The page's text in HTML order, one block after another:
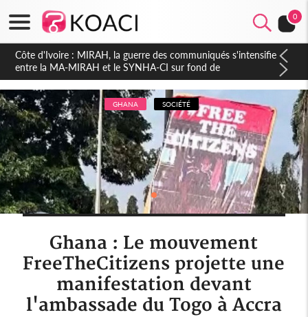
0
Côte d'Ivoire : Indépendance 2026, Thiam plaide pour un
environnement démocratique plus apaisé
GHANA SOCIÉTÉ
Ghana : Le mouvement
FreeTheCitizens projette une
manifestation devant
l'ambassade du Togo à Accra